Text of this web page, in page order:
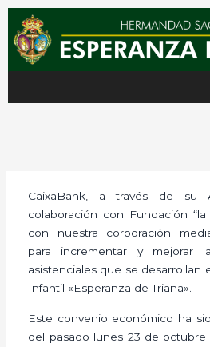
contenido
CaixaBank, a través de su
colaboración con Fundación “la
con nuestra corporación
para incrementar y mejorar
asistenciales que se desarrollan
Infantil «Esperanza de Triana».
Este convenio económico ha
del pasado lunes 23 de